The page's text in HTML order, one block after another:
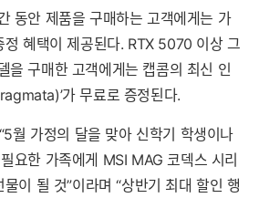
동안 제품을 구매하는 고객에게는 가
정 혜택이 제공된다. RTX 5070 이상 그
을 구매한 고객에게는 캡콤의 최신 인
가 무료로 증정된다.
월 가정의 달을 맞아 신학기 학생이나
요한 가족에게 MSI MAG 코덱스 시리
이 될 것”이라며 “상반기 최대 할인 행